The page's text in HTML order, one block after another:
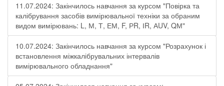
11.07.2024: Закінчилось навчання за курсом "Повірка та
калібрування засобів вимірювальної техніки за обраним
видом вимірювань: L, М, Т, ЕМ, F, РR, ІR, АUV, QМ"
10.07.2024: Закінчилось навчання за курсом "Розрахунок і
встановлення міжкалібрувальних інтервалів
вимірювального обладнання"